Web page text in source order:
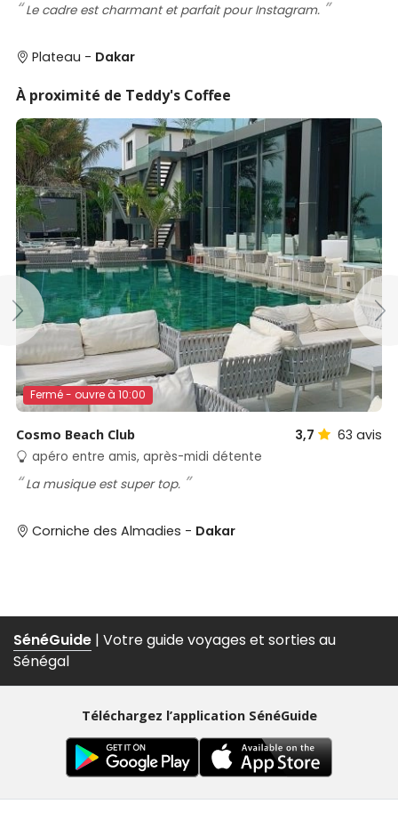
Le cadre est charmant et parfait pour Instagram.
Plateau - Dakar
À proximité de Teddy's Coffee
Fermé - ouvre à 10:00
Cosmo Beach Club 3,7 63 avis
apéro entre amis, après-midi détente
La musique est super top.
Corniche des Almadies - Dakar
SénéGuide | Votre guide voyages et sorties au
Sénégal
Téléchargez l’application SénéGuide